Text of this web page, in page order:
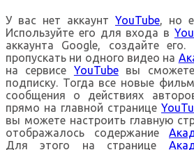
У вас нет аккаунт YouTube, но
Используйте его для входа в
аккаунта Google, создайте
пропускать ни одного видео на
на сервисе YouTubeвы сможете
подписку. Тогда все новые
сообщения о действиях
прямо на главной странице
вы можете настроить главную
отображалось содержание
Для этого на странице